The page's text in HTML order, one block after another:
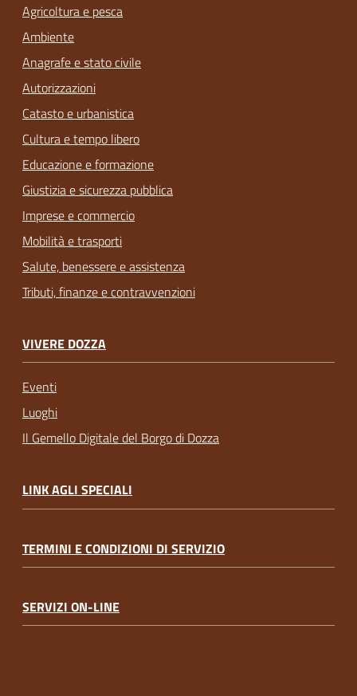
Agricoltura e pesca
Ambiente
Anagrafe e stato civile
Autorizzazioni
Catasto e urbanistica
Cultura e tempo libero
Educazione e formazione
Giustizia e sicurezza pubblica
Imprese e commercio
Mobilità e trasporti
Salute, benessere e assistenza
Tributi, finanze e contravvenzioni
VIVERE DOZZA
Eventi
Luoghi
Il Gemello Digitale del Borgo di Dozza
LINK AGLI SPECIALI
TERMINI E CONDIZIONI DI SERVIZIO
SERVIZI ON-LINE